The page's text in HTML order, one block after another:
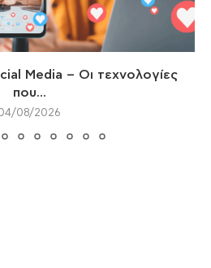
Media – Οι τεχνολογίες
που...
08/2026